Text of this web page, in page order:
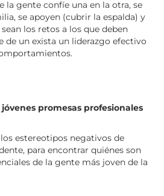
la gente confíe una en la otra, se
se apoyen (cubrir la espalda) y
los retos a los que deben
de un exista un liderazgo efectivo
promesas profesionales
estereotipos negativos de
para encontrar quiénes son
de la gente más joven de la